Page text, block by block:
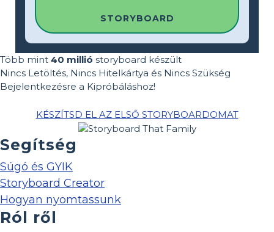
STORYBOARD
Több mint 40 millió storyboard készült
Nincs Letöltés, Nincs Hitelkártya és Nincs Szükség
Bejelentkezésre a Kipróbáláshoz!
KÉSZÍTSD EL AZ ELSŐ STORYBOARDOMAT
Segítség
Súgó és GYIK
Storyboard Creator
Hogyan nyomtassunk
Ról ről